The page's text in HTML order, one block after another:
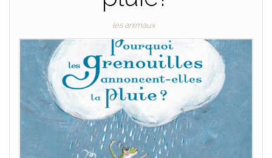
les animaux